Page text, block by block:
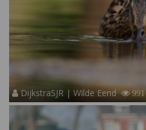
DijkstraSJR | Wilde Eend 991